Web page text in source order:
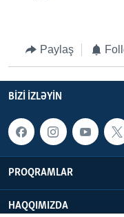
Paylaş
BIZI IZLƏYIN
PROQRAMLAR
HAQQIMIZDA